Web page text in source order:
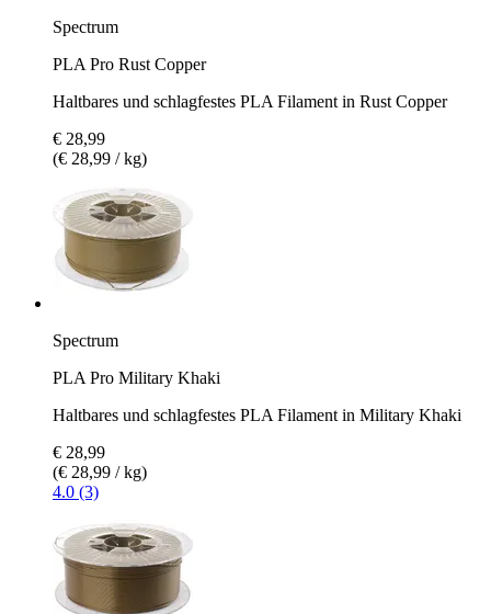
Spectrum
PLA Pro Rust Copper
Haltbares und schlagfestes PLA Filament in Rust Copper
€ 28,99
(€ 28,99 / kg)
Spectrum
PLA Pro Military Khaki
Haltbares und schlagfestes PLA Filament in Military Khaki
€ 28,99
(€ 28,99 / kg)
4.0 (3)